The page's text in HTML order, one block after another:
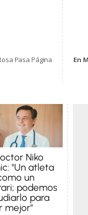
Pasa Página En
Niko
"Un atleta
un
podemos
para
mejor"